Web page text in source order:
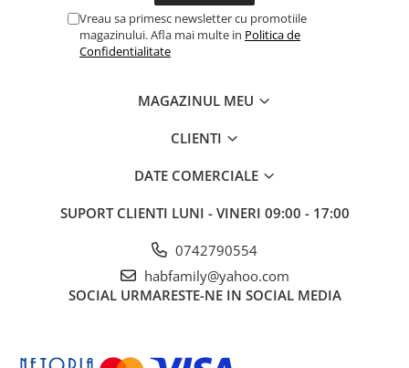
Vreau sa primesc newsletter cu promotiile
magazinului. Afla mai multe in Politica de
Confidentialitate
MAGAZINUL MEU
CLIENTI
DATE COMERCIALE
SUPORT CLIENTI LUNI - VINERI 09:00 - 17:00
0742790554
habfamily@yahoo.com
SOCIAL URMARESTE-NE IN SOCIAL MEDIA